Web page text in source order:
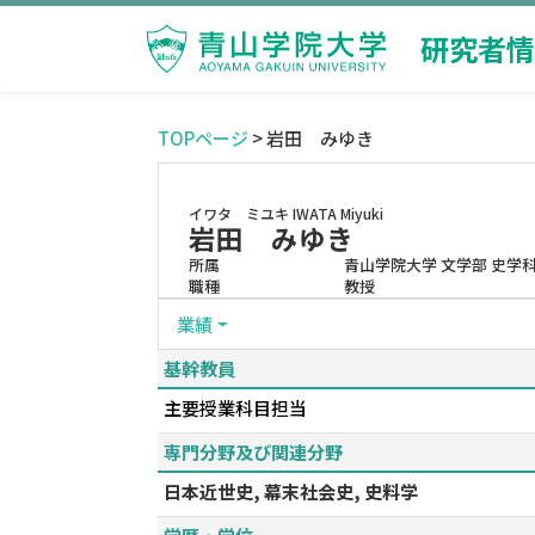
研究者
TOPページ > 岩田 みゆき
イワタ ミユキ IWATA Miyuki
岩田 みゆき
所属
青山学院大学 文学部 史学
職種
教授
業績
基幹教員
主要授業科目担当
専門分野及び関連分野
日本近世史, 幕末社会史, 史料学